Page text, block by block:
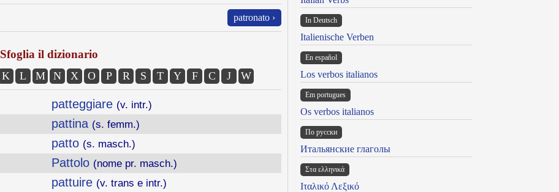
patronato ›
Sfoglia il dizionario
K L M N X O P R S T Y F C J W
patteggiare (v. intr.)
pattina (s. femm.)
patto (s. masch.)
Pattolo (nome pr. masch.)
pattuire (v. trans e intr.)
In Deutsch
Italienische Verben
En español
Los verbos italianos
Em portugues
Os verbos italianos
По русски
Итальянские глаголы
Στα ελληνικά
Ιταλικό Λεξικό